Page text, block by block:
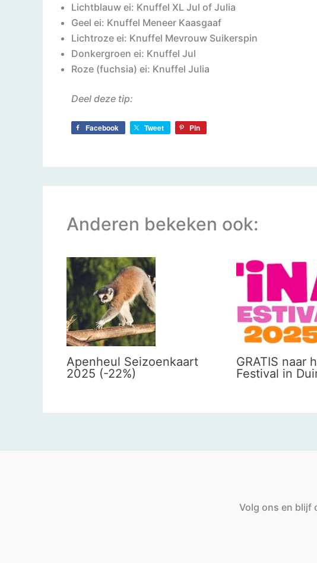
Lichtblauw ei: Knuffel XL Jul of Julia
Geel ei: Knuffel Meneer Kaasgaaf
Lichtroze ei: Knuffel Mevrouw Suikerspin
Donkergroen ei: Knuffel Jul
Roze (fuchsia) ei: Knuffel Julia
Deel deze tip:
Facebook Tweet Pin
Anderen bekeken ook:
Apenheul Seizoenkaart
2025 (-22%)
GRATIS naar
Festival in
Volg ons en blijf